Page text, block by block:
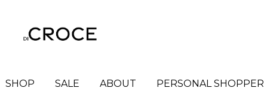
SHOP SALE ABOUT PERSONAL SHOPPER